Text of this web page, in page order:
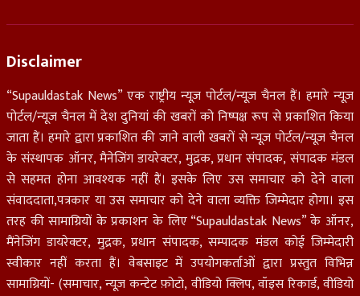
Disclaimer
“Supauldastak News” एक राष्ट्रीय न्यूज़ पोर्टल/न्यूज़ चैनल हैं। हमारे न्यूज़
पोर्टल/न्यूज चैनल में देश दुनियां की खबरों को निष्पक्ष रूप से प्रकाशित किया
जाता हैं। हमारे द्वारा प्रकाशित की जाने वाली खबरों से न्यूज़ पोर्टल/न्यूज़ चैनल
के संस्थापक ऑनर, मैनेजिंग डायरेक्टर, मुद्रक, प्रधान संपादक, संपादक मंडल
से सहमत होना आवश्यक नहीं हैं। इसके लिए उस समाचार को देने वाला
संवाददाता,पत्रकार या उस समाचार को देने वाला व्यक्ति जिम्मेदार होगा। इस
तरह की सामाग्रियों के प्रकाशन के लिए “Supauldastak News” के ऑनर,
मैंनेजिंग डायरेक्टर, मुद्रक, प्रधान संपादक, सम्पादक मंडल कोई जिम्मेदारी
स्वीकार नहीं करता हैं। वेबसाइट में उपयोगकर्ताओं द्वारा प्रस्तुत विभिन्न
सामाग्रियों- (समाचार, न्यूज़ कन्टेट फ़ोटो, वीडियो क्लिप, वॉइस रिकार्ड, वीडियो